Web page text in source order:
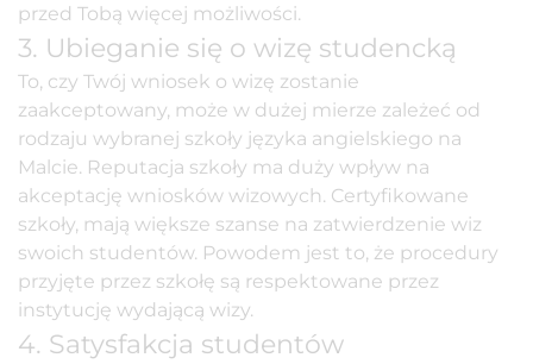
przed Tobą więcej możliwości.
3. Ubieganie się o wizę studencką
To, czy Twój wniosek o wizę zostanie
zaakceptowany, może w dużej mierze zależeć od
rodzaju wybranej szkoły języka angielskiego na
Malcie. Reputacja szkoły ma duży wpływ na
akceptację wniosków wizowych. Certyfikowane
szkoły, mają większe szanse na zatwierdzenie wiz
swoich studentów. Powodem jest to, że procedury
przyjęte przez szkołę są respektowane przez
instytucję wydającą wizy.
4. Satysfakcja studentów